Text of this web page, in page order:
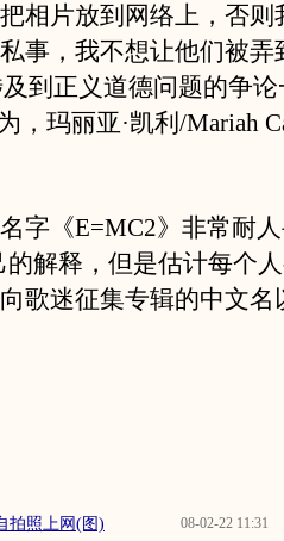
相片放到网络上，否则
事，我不想让他们被弄
到正义道德问题的争
，玛丽亚·凯利/Mariah
《E=MC2》非常耐人
的解释，但是估计每个
歌迷征集专辑的中文名
08-02-22 11:31
拍照上网(图)